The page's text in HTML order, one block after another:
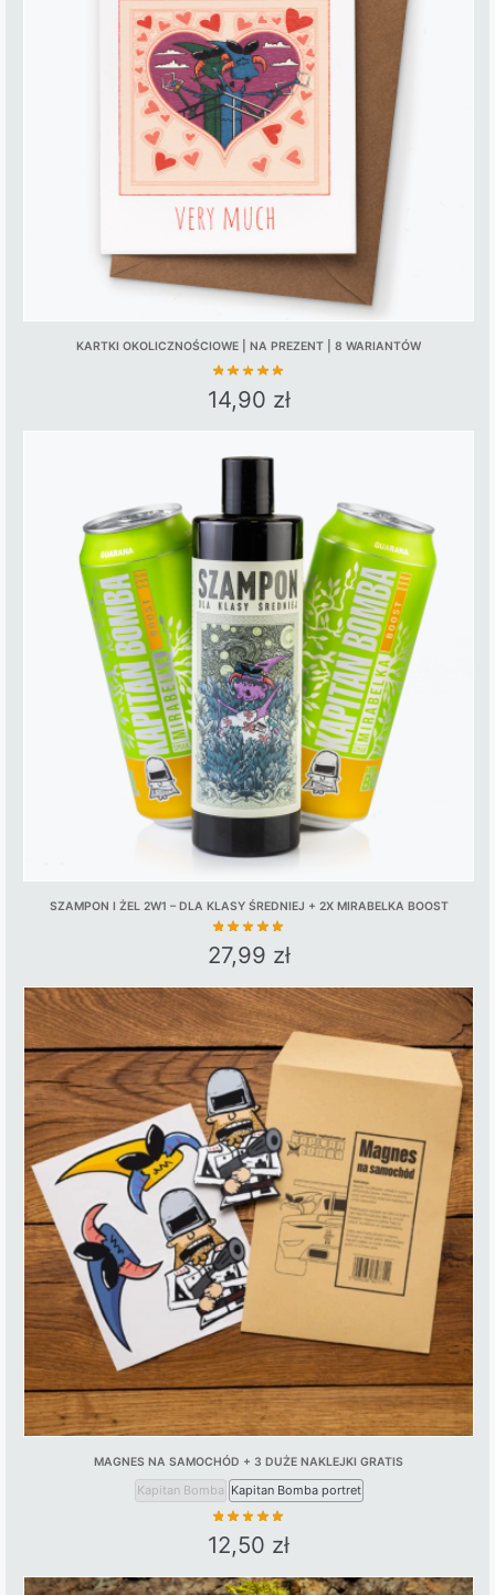
KARTKI OKOLICZNOŚCIOWE | NA PREZENT | 8 WARIANTÓW
14,90 zł
This
product
multiple
variants.
The
options
may
be
chosen
on
the
product
page
SZAMPON I ŻEL 2W1 – DLA KLASY ŚREDNIEJ + 2X MIRABELKA BOOST
27,99 zł
MAGNES NA SAMOCHÓD + 3 DUŻE NAKLEJKI GRATIS
Kapitan Bomba Kapitan Bomba portret
12,50 zł
This